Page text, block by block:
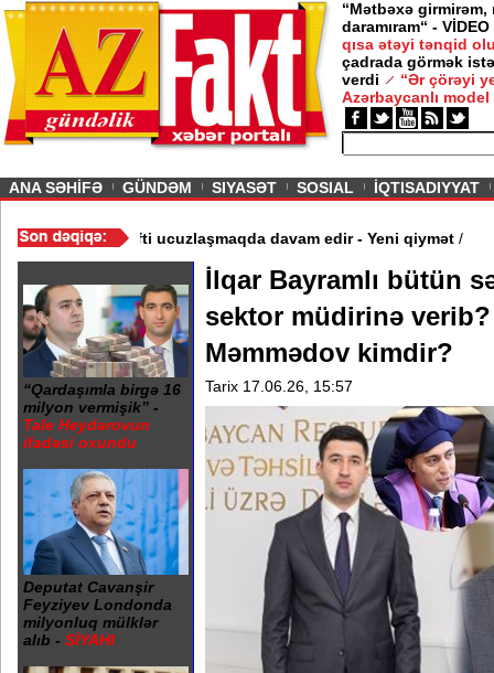
“Mətbəxə girmirəm,
daramıram“ - VİDEO
qısa ətəyi tənqid
çadrada görmək
verdi
“Ər çörəyi
Azərbaycanlı model
ANA SƏHİFƏ GÜNDƏM SIYASƏT SOSIAL İQTISADIYYAT
- Video/Azərbaycan nefti ucuzlaşmaqda davam edir - Yeni
“Qardaşımla birgə 16
milyon vermişik” -
Tale Heydərovun
ifadəsi oxundu
Deputat Cavanşir
Feyziyev Londonda
milyonluq mülklər
alıb - SİYAHI
İlqar Bayramlı bütün
sektor müdirinə
Məmmədov kimdir?
Tarix 17.06.26, 15:57